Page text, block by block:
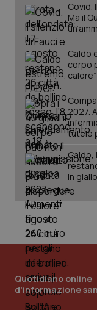
Covid.
Ma il
Caldo
corpo
calore”
2027.
tutele
Caldo,
in giallo
Quotidiano online
d'informazione
session-id
_ga